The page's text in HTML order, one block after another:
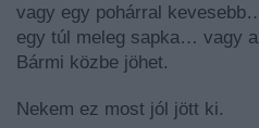
vagy egy pohárral
egy túl meleg sapka… vagy
Bármi közbe jöhet.
Nekem ez most jól jött ki.